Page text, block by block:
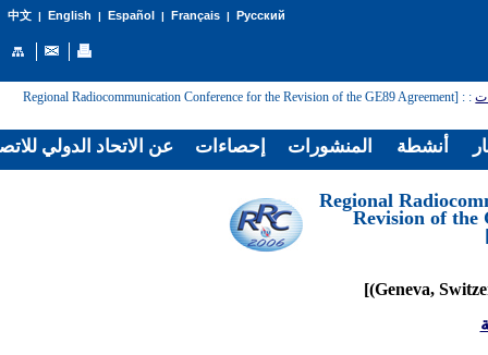
中文| English | Español | Français| Русский
:
: [Regional Radiocommunication Conference for the Revision of the GE89 Agreement
[Regional
Revision of the
عن الاتحاد الدولي إحصاءات المنشورات أنشطة